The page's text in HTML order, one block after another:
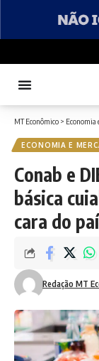
MT Econômico > Economia
ECONOMIA E
Conab e
básica
cara do
Redação MT